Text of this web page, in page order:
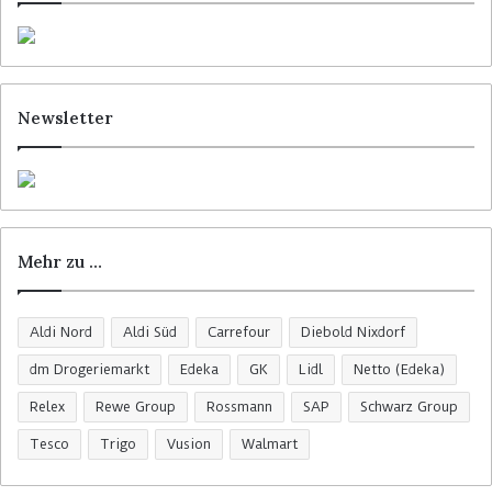
Newsletter
Mehr zu …
Aldi Nord Aldi Süd Carrefour Diebold Nixdorf
dm Drogeriemarkt Edeka GK Lidl Netto (Edeka)
Relex Rewe Group Rossmann SAP Schwarz Group
Tesco Trigo Vusion Walmart